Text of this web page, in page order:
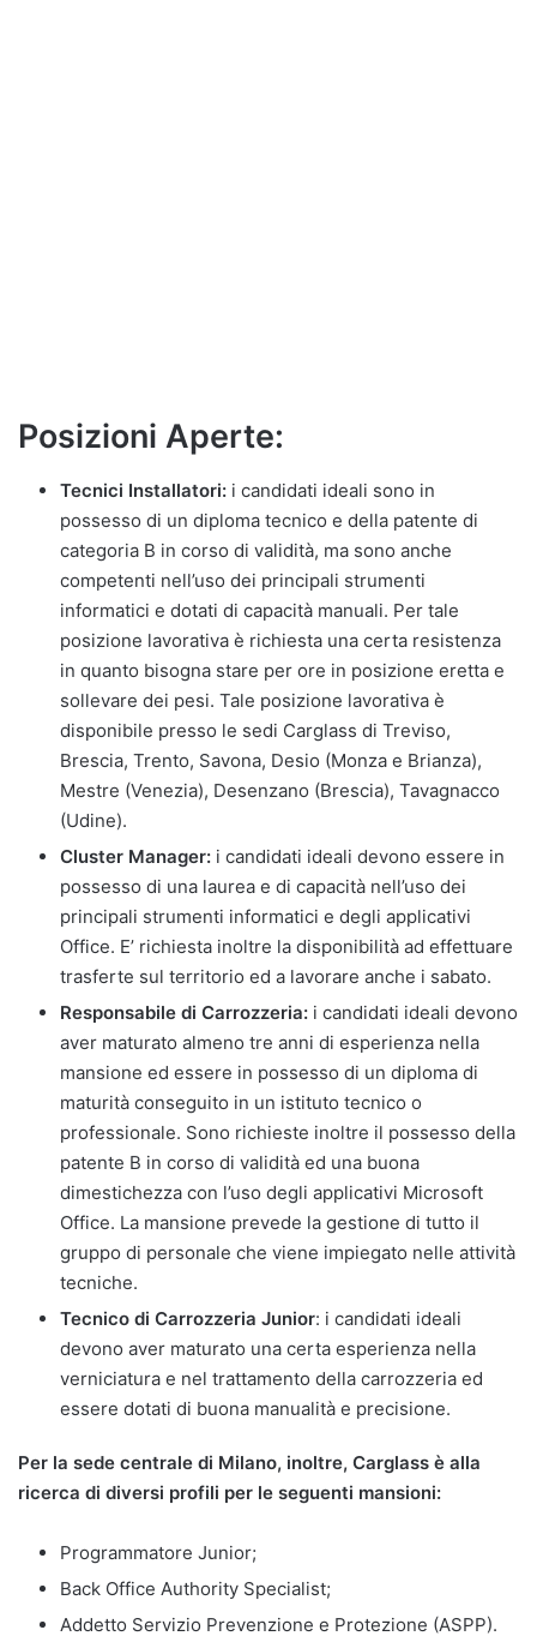
Posizioni Aperte:
Tecnici Installatori: i candidati ideali sono in
possesso di un diploma tecnico e della patente di
categoria B in corso di validità, ma sono anche
competenti nell’uso dei principali strumenti
informatici e dotati di capacità manuali. Per tale
posizione lavorativa è richiesta una certa resistenza
in quanto bisogna stare per ore in posizione eretta e
sollevare dei pesi. Tale posizione lavorativa è
disponibile presso le sedi Carglass di Treviso,
Brescia, Trento, Savona, Desio (Monza e Brianza),
Mestre (Venezia), Desenzano (Brescia), Tavagnacco
(Udine).
Cluster Manager: i candidati ideali devono essere in
possesso di una laurea e di capacità nell’uso dei
principali strumenti informatici e degli applicativi
Office. E’ richiesta inoltre la disponibilità ad effettuare
trasferte sul territorio ed a lavorare anche i sabato.
Responsabile di Carrozzeria: i candidati ideali devono
aver maturato almeno tre anni di esperienza nella
mansione ed essere in possesso di un diploma di
maturità conseguito in un istituto tecnico o
professionale. Sono richieste inoltre il possesso della
patente B in corso di validità ed una buona
dimestichezza con l’uso degli applicativi Microsoft
Office. La mansione prevede la gestione di tutto il
gruppo di personale che viene impiegato nelle attività
tecniche.
Tecnico di Carrozzeria Junior: i candidati ideali
devono aver maturato una certa esperienza nella
verniciatura e nel trattamento della carrozzeria ed
essere dotati di buona manualità e precisione.
Per la sede centrale di Milano, inoltre, Carglass è alla
ricerca di diversi profili per le seguenti mansioni:
Programmatore Junior;
Back Office Authority Specialist;
Addetto Servizio Prevenzione e Protezione (ASPP).